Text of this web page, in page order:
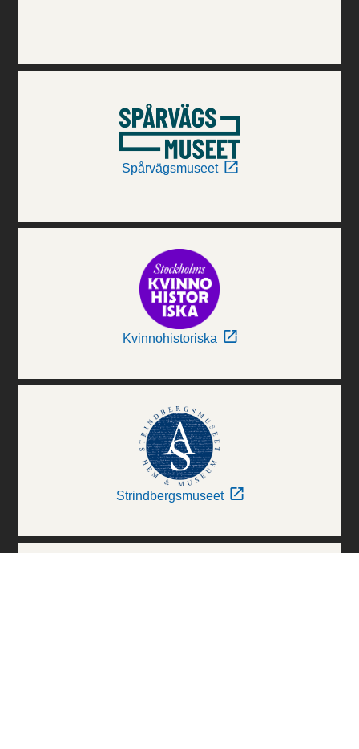
Spårvägsmuseet
Kvinnohistoriska
Strindbergsmuseet